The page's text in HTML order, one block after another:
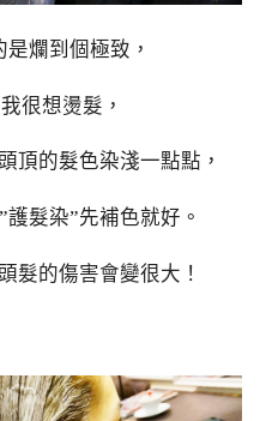
爛到個極致，
很想燙髮，
頂的髮色染淺一點點，
髮染”先補色就好。
髮的傷害會變很大！